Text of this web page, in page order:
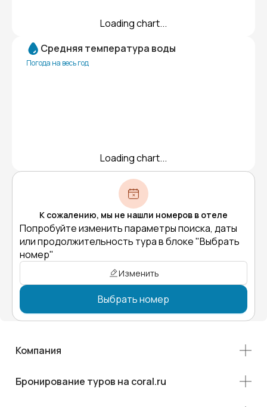
Loading chart...
Средняя температура воды
Погода на весь год
Loading chart...
К сожалению, мы не нашли номеров в отеле
Попробуйте изменить параметры поиска, даты
или продолжительность тура в блоке "Выбрать
номер"
Изменить
Выбрать номер
Компания
Бронирование туров на coral.ru